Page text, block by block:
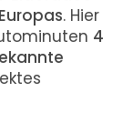
Europas. Hier
4